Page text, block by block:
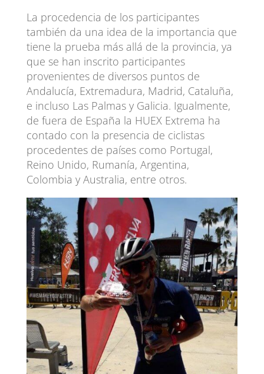
La procedencia de los participantes
también da una idea de la importancia que
tiene la prueba más allá de la provincia, ya
que se han inscrito participantes
provenientes de diversos puntos de
Andalucía, Extremadura, Madrid, Cataluña,
e incluso Las Palmas y Galicia. Igualmente,
de fuera de España la HUEX Extrema ha
contado con la presencia de ciclistas
procedentes de países como Portugal,
Reino Unido, Rumanía, Argentina,
Colombia y Australia, entre otros.